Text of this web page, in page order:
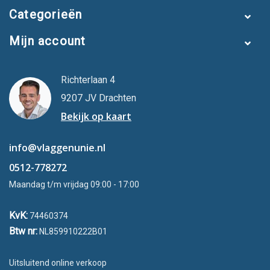
✓ Plaatst de complete mast in de grondbuis
Let op! Een deelbare mast is geen vlaggenmast die je jaren kan
Categorieën
Mijn account
Richterlaan 4
9207 JV Drachten
Bekijk op kaart
info@vlaggenunie.nl
0512-778272
Maandag t/m vrijdag 09:00 - 17:00
KvK: 74460374
Btw nr: NL859910222B01
Uitsluitend online verkoop